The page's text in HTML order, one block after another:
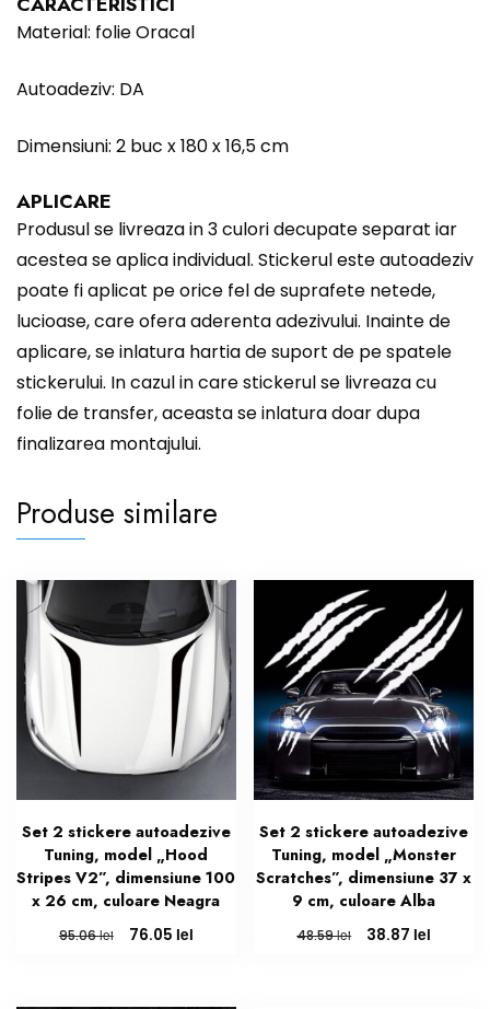
Material: folie Oracal
Autoadeziv: DA
Dimensiuni: 2 buc x 180 x 16,5 cm
APLICARE
Produsul se livreaza in 3 culori decupate separat iar
acestea se aplica individual. Stickerul este autoadeziv
poate fi aplicat pe orice fel de suprafete netede,
lucioase, care ofera aderenta adezivului. Inainte de
aplicare, se inlatura hartia de suport de pe spatele
stickerului. In cazul in care stickerul se livreaza cu
folie de transfer, aceasta se inlatura doar dupa
finalizarea montajului.
Produse similare
Set 2 stickere autoadezive
Tuning, model „Hood
Stripes V2”, dimensiune 100
x 26 cm, culoare Neagra
95.06lei
Prețul
76.05 leiPrețul
Set 2 stickere autoadezive
Tuning, model „Monster
Scratches”, dimensiune 37 x
9 cm, culoare Alba
48.59lei
Prețul
38.87 lei